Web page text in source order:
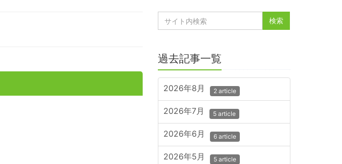
過去記事一覧
2026年8月 2 article
2026年7月 5 article
2026年6月 6 article
2026年5月 5 article